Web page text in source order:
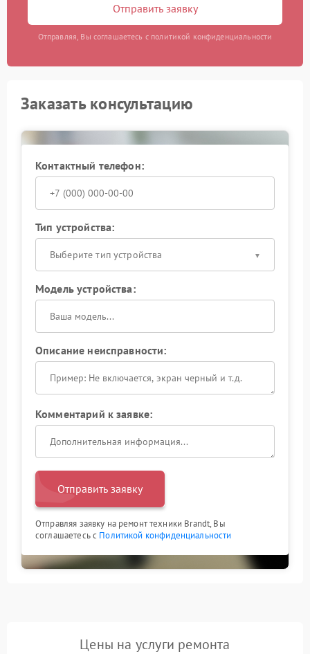
Отправить заявку
Отправляя, Вы соглашаетесь с политикой конфиденциальности
Заказать консультацию
Контактный телефон:
Тип устройства:
Выберите тип устройства
Модель устройства:
Описание неисправности:
Комментарий к заявке:
Отправить заявку
Отправляя заявку на ремонт техники Brandt, Вы
соглашаетесь с Политикой конфиденциальности
Цены на услуги ремонта